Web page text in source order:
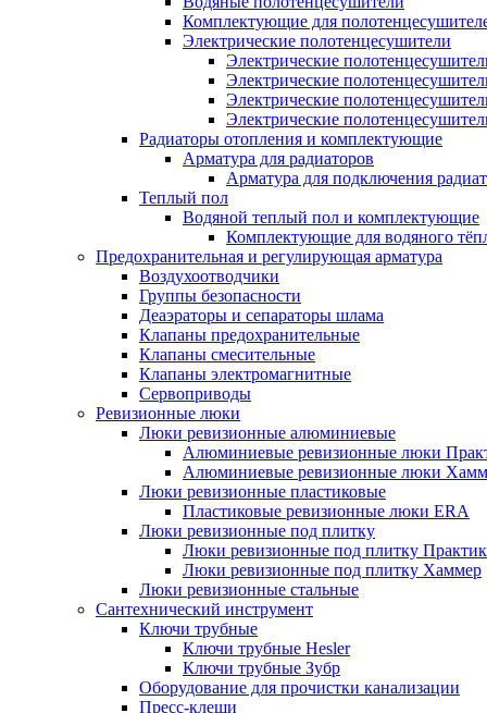
Комплектующие для
Электрические полотенцесушители
Электрические
Электрические
Электрические
Электрические
Радиаторы отопления и комплектующие
Арматура для радиаторов
Арматура для подключения
Теплый пол
Водяной теплый пол и комплектующие
Комплектующие для водяного
Предохранительная и регулирующая арматура
Воздухоотводчики
Группы безопасности
Деаэраторы и сепараторы шлама
Клапаны предохранительные
Клапаны смесительные
Клапаны электромагнитные
Сервоприводы
Ревизионные люки
Люки ревизионные алюминиевые
Алюминиевые ревизионные люки
Алюминиевые ревизионные люки
Люки ревизионные пластиковые
Пластиковые ревизионные люки ERA
Люки ревизионные под плитку
Люки ревизионные под плитку
Люки ревизионные под плитку Хаммер
Люки ревизионные стальные
Сантехнический инструмент
Ключи трубные
Ключи трубные Hesler
Ключи трубные Зубр
Оборудование для прочистки канализации
Пресс-клещи